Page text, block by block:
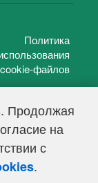
Продолжая
на
с
.
Политика
cookie-файлов
выдано